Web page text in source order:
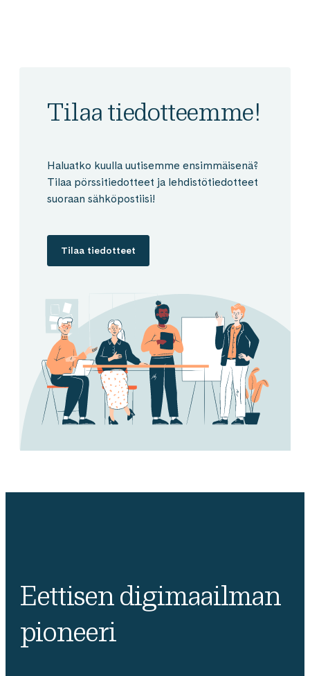
Tilaa tiedotteemme!
Haluatko kuulla uutisemme ensimmäisenä?
Tilaa pörssitiedotteet ja lehdistötiedotteet
suoraan sähköpostiisi!
Tilaa tiedotteet
Eettisen digimaailman
pioneeri